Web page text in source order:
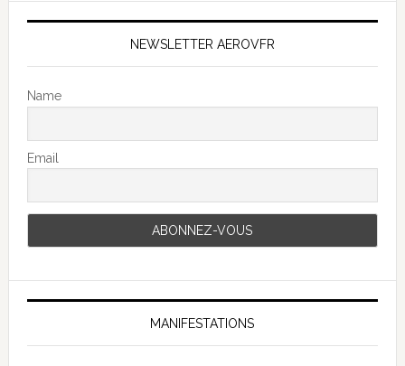
NEWSLETTER AEROVFR
Name
Email
MANIFESTATIONS